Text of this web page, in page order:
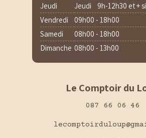
Jeudi
Jeudi 9h-12h30 et + si
Vendredi
09h00 - 18h00
Samedi
08h00 - 18h00
Dimanche 08h00 - 13h00
Le Comptoir du
087 66 06 46